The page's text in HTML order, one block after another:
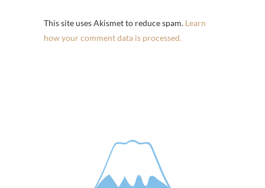
This site uses Akismet to reduce spam. Learn
how your comment data is processed.